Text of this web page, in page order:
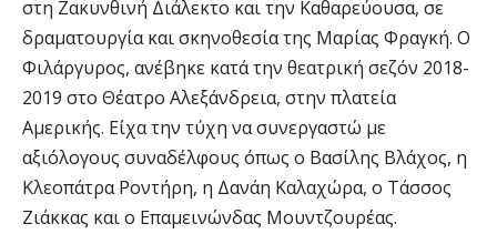
στη Ζακυνθινή Διάλεκτο και την Καθαρεύουσα, σε
δραματουργία και σκηνοθεσία της Μαρίας Φραγκή. Ο
Φιλάργυρος, ανέβηκε κατά την θεατρική σεζόν 2018-
2019 στο Θέατρο Αλεξάνδρεια, στην πλατεία
Αμερικής. Είχα την τύχη να συνεργαστώ με
αξιόλογους συναδέλφους όπως ο Βασίλης Βλάχος, η
Κλεοπάτρα Ροντήρη, η Δανάη Καλαχώρα, ο Τάσσος
Ζιάκκας και ο Επαμεινώνδας Μουντζουρέας.